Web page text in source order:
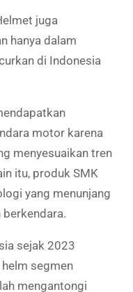
juga
hanya dalam
di Indonesia
motor karena
menyesuaikan tren
itu, produk SMK
yang menunjang
sejak 2023
segmen
mengantongi